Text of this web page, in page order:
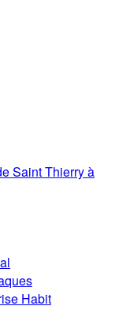
Saint Thierry à
Habit